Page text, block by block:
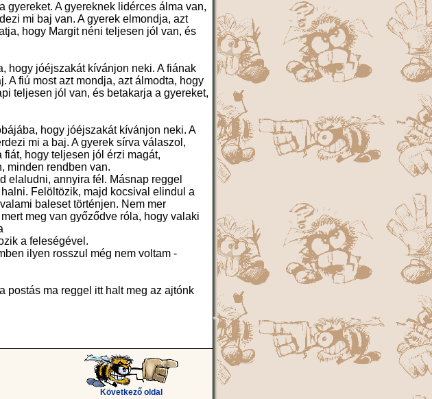
gyereket. A gyereknek lidérces álma van,
mi baj van. A gyerek elmondja, azt
hogy Margit néni teljesen jól van, és
hogy jóéjszakát kívánjon neki. A fiának
A fiú most azt mondja, azt álmodta, hogy
teljesen jól van, és betakarja a gyereket,
hogy jóéjszakát kívánjon neki. A
mi a baj. A gyerek sírva válaszol,
hogy teljesen jól érzi magát,
minden rendben van.
elaludni, annyira fél. Másnap reggel
Felöltözik, majd kocsival elindul a
baleset történjen. Nem mer
meg van győződve róla, hogy valaki
a feleségével.
ilyen rosszul még nem voltam -
postás ma reggel itt halt meg az ajtónk
Következő oldal